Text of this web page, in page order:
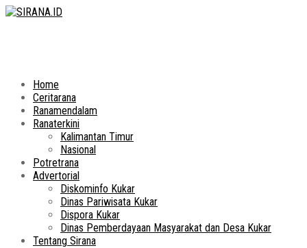
Home
Ceritarana
Ranamendalam
Ranaterkini
Kalimantan Timur
Nasional
Potretrana
Advertorial
Diskominfo Kukar
Dinas Pariwisata Kukar
Dispora Kukar
Dinas Pemberdayaan Masyarakat dan Desa Kukar
Tentang Sirana